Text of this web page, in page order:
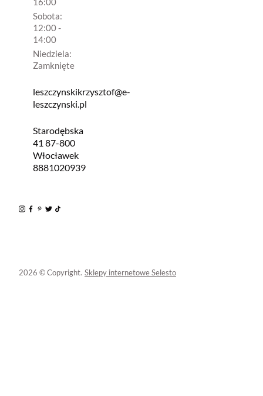
Sobota:
12:00 -
14:00
Niedziela:
Zamknięte
leszczynskikrzysztof@e-
leszczynski.pl
Starodębska
41 87-800
Włocławek
8881020939
2026 © Copyright. Sklepy internetowe Selesto